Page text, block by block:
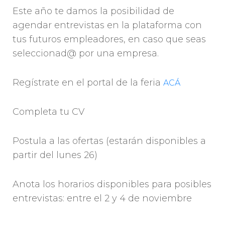
Este año te damos la posibilidad de
agendar entrevistas en la plataforma con
tus futuros empleadores, en caso que seas
seleccionad@ por una empresa.
Regístrate en el portal de la feria ACÁ
Completa tu CV
Postula a las ofertas (estarán disponibles a
partir del lunes 26)
Anota los horarios disponibles para posibles
entrevistas: entre el 2 y 4 de noviembre